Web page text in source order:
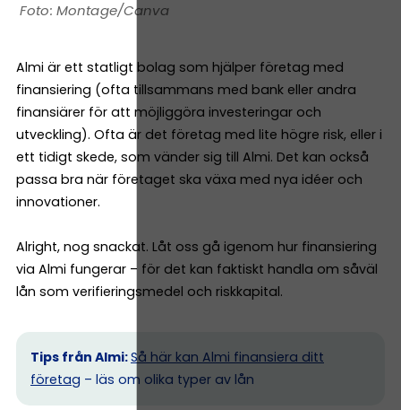
Montage/Canva
Almi är ett statligt bolag som hjälper företag med
finansiering (ofta tillsammans med bank eller andra
finansiärer för att möjliggöra investeringar och
utveckling). Ofta är det företag med lite högre risk, eller i
ett tidigt skede, som vänder sig till Almi. Det kan också
passa bra när företaget ska växa med nya idéer och
innovationer.
Alright, nog snackat. Låt oss gå igenom hur finansiering
via Almi fungerar – för det kan faktiskt handla om såväl
lån som verifieringsmedel och riskkapital.
Tips från Almi:Så här kan Almi finansiera ditt
företag – läs om olika typer av lån